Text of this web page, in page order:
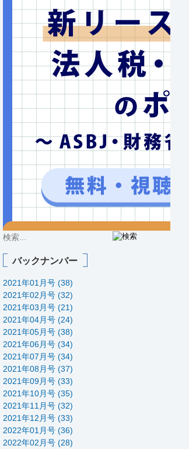
バックナンバー
2021年01月号 (38)
2021年02月号 (32)
2021年03月号 (21)
2021年04月号 (24)
2021年05月号 (38)
2021年06月号 (34)
2021年07月号 (34)
2021年08月号 (37)
2021年09月号 (33)
2021年10月号 (35)
2021年11月号 (32)
2021年12月号 (33)
2022年01月号 (36)
2022年02月号 (28)